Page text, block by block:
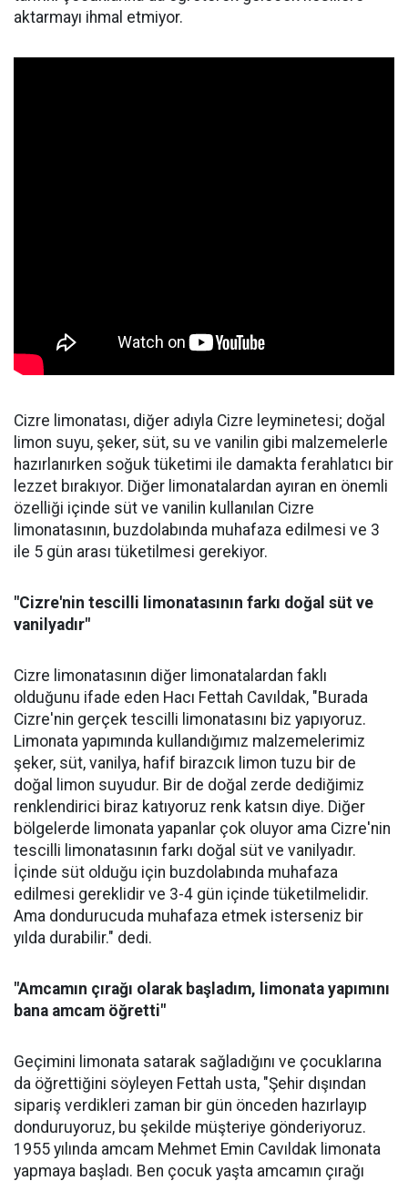
aktarmayı ihmal etmiyor.
Cizre limonatası, diğer adıyla Cizre leyminetesi; doğal
limon suyu, şeker, süt, su ve vanilin gibi malzemelerle
hazırlanırken soğuk tüketimi ile damakta ferahlatıcı bir
lezzet bırakıyor. Diğer limonatalardan ayıran en önemli
özelliği içinde süt ve vanilin kullanılan Cizre
limonatasının, buzdolabında muhafaza edilmesi ve 3
ile 5 gün arası tüketilmesi gerekiyor.
"Cizre'nin tescilli limonatasının farkı doğal süt ve
vanilyadır"
Cizre limonatasının diğer limonatalardan faklı
olduğunu ifade eden Hacı Fettah Cavıldak, "Burada
Cizre'nin gerçek tescilli limonatasını biz yapıyoruz.
Limonata yapımında kullandığımız malzemelerimiz
şeker, süt, vanilya, hafif birazcık limon tuzu bir de
doğal limon suyudur. Bir de doğal zerde dediğimiz
renklendirici biraz katıyoruz renk katsın diye. Diğer
bölgelerde limonata yapanlar çok oluyor ama Cizre'nin
tescilli limonatasının farkı doğal süt ve vanilyadır.
İçinde süt olduğu için buzdolabında muhafaza
edilmesi gereklidir ve 3-4 gün içinde tüketilmelidir.
Ama dondurucuda muhafaza etmek isterseniz bir
yılda durabilir." dedi.
"Amcamın çırağı olarak başladım, limonata yapımını
bana amcam öğretti"
Geçimini limonata satarak sağladığını ve çocuklarına
da öğrettiğini söyleyen Fettah usta, "Şehir dışından
sipariş verdikleri zaman bir gün önceden hazırlayıp
donduruyoruz, bu şekilde müşteriye gönderiyoruz.
1955 yılında amcam Mehmet Emin Cavıldak limonata
yapmaya başladı. Ben çocuk yaşta amcamın çırağı